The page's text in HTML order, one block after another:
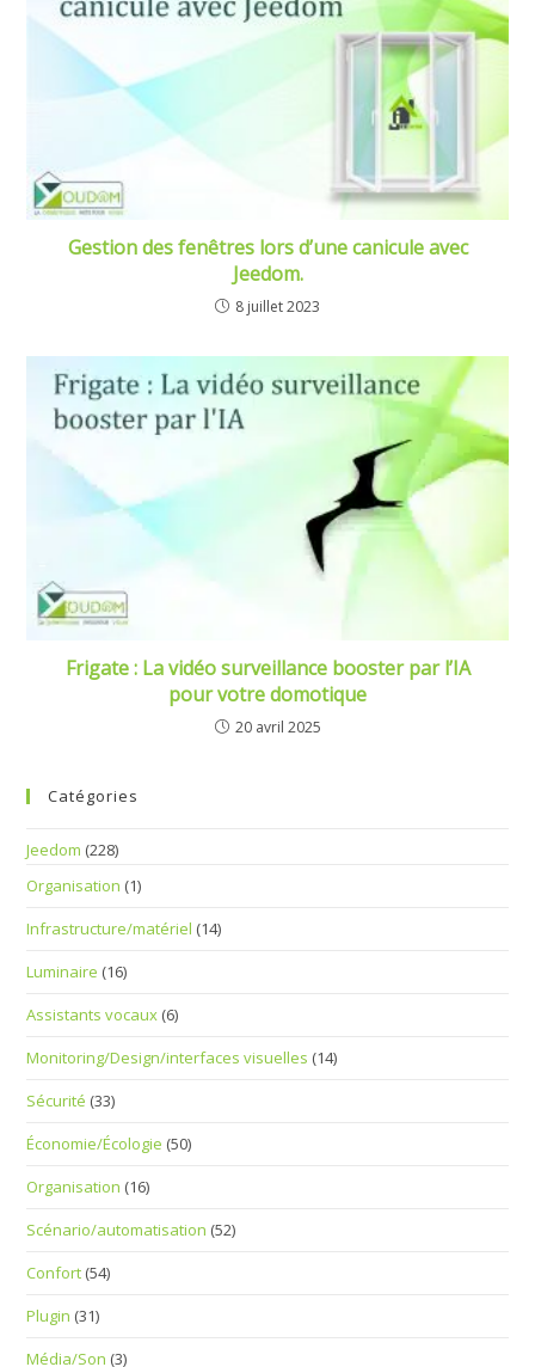
Gestion des fenêtres lors d’une canicule avec
Jeedom.
8 juillet 2023
Frigate : La vidéo surveillance booster par l’IA
pour votre domotique
20 avril 2025
Catégories
Jeedom (228)
Organisation (1)
Infrastructure/matériel (14)
Luminaire (16)
Assistants vocaux (6)
Monitoring/Design/interfaces visuelles (14)
Sécurité (33)
Économie/Écologie (50)
Organisation (16)
Scénario/automatisation (52)
Confort (54)
Plugin (31)
Média/Son (3)